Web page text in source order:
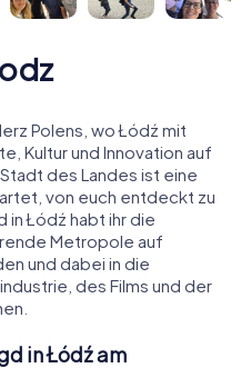
Polens, wo Łódź mit
Kultur und Innovation auf
des Landes ist eine
von euch entdeckt zu
in Łódź habt ihr die
Metropole auf
und dabei in die
des Films und der
in Łódź am